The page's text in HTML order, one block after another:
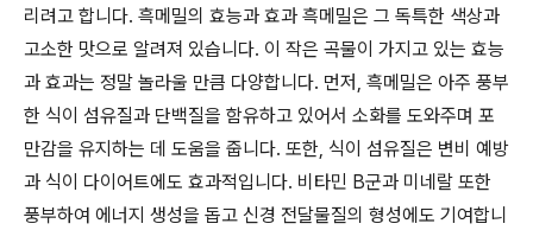
리려고 합니다. 흑메밀의 효능과 효과 흑메밀은 그 독특한 색상과
고소한 맛으로 알려져 있습니다. 이 작은 곡물이 가지고 있는 효능
과 효과는 정말 놀라울 만큼 다양합니다. 먼저, 흑메밀은 아주 풍부
한 식이 섬유질과 단백질을 함유하고 있어서 소화를 도와주며 포
만감을 유지하는 데 도움을 줍니다. 또한, 식이 섬유질은 변비 예방
과 식이 다이어트에도 효과적입니다. 비타민 B군과 미네랄 또한
풍부하여 에너지 생성을 돕고 신경 전달물질의 형성에도 기여합니